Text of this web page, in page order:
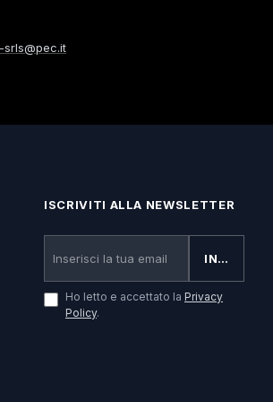
ISCRIVITI ALLA NEWSLETTER
INVIA
Ho letto e accettato la Privacy
Policy.